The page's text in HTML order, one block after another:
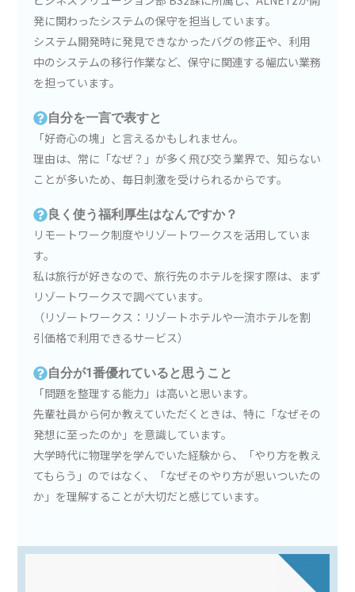
発に関わったシステムの保守を担当しています。
システム開発時に発見できなかったバグの修正や、利用
中のシステムの移行作業など、保守に関連する幅広い業務
を担っています。
自分を一言で表すと
「好奇心の塊」と言えるかもしれません。
理由は、常に「なぜ？」が多く飛び交う業界で、知らない
ことが多いため、毎日刺激を受けられるからです。
良く使う福利厚生はなんですか？
リモートワーク制度やリゾートワークスを活用していま
す。
私は旅行が好きなので、旅行先のホテルを探す際は、まず
リゾートワークスで調べています。
（リゾートワークス：リゾートホテルや一流ホテルを割
引価格で利用できるサービス）
自分が1番優れていると思うこと
「問題を整理する能力」は高いと思います。
先輩社員から何か教えていただくときは、特に「なぜその
発想に至ったのか」を意識しています。
大学時代に物理学を学んでいた経験から、「やり方を教え
てもらう」のではなく、「なぜそのやり方が思いついたの
か」を理解することが大切だと感じています。